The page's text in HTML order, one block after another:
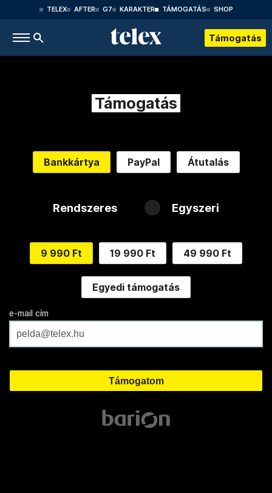
TELEX AFTER G7 KARAKTER TÁMOGATÁS SHOP
Támogatás
Támogatás
Bankkártya PayPal Átutalás
Rendszeres Egyszeri
9 990 Ft 19 990 Ft 49 990 Ft
Egyedi támogatás
e-mail cím